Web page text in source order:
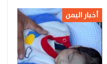
أخبار اليمن